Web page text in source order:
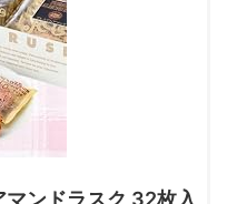
ンドラスク 32枚入